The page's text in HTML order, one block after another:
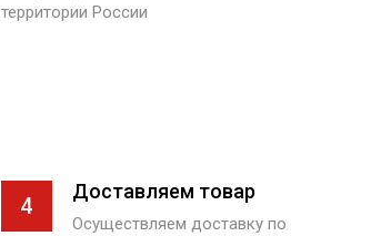
территории России
4
Доставляем товар
Осуществляем доставку по